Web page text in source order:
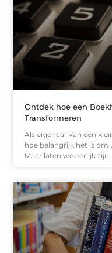
Ontdek hoe een
Transformeren
Als eigenaar van een
hoe belangrijk het is om
Maar laten we eerlijk